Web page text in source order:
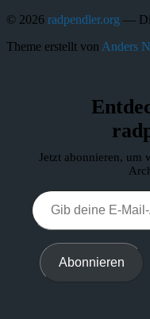
© 2026 radpendler.org —
Theme erstellt von Anders
Jetzt abonnieren, um
Abonnieren